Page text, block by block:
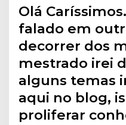
Olá
falado em
decorrer dos
mestrado irei
alguns temas
aqui no blog,
proliferar